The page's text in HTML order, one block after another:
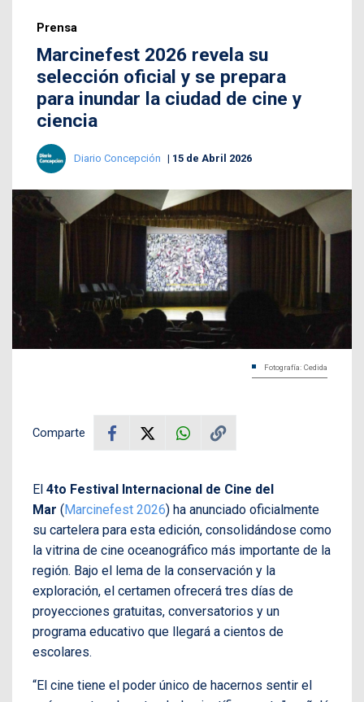
Prensa
Marcinefest 2026 revela su
selección oficial y se prepara
para inundar la ciudad de cine y
ciencia
Diario Concepción 15 de Abril 2026
Fotografía: Cedida
Comparte
El 4to Festival Internacional de Cine del
Mar ( Marcinefest 2026) ha anunciado oficialmente
su cartelera para esta edición, consolidándose como
la vitrina de cine oceanográfico más importante de la
región. Bajo el lema de la conservación y la
exploración, el certamen ofrecerá tres días de
proyecciones gratuitas, conversatorios y un
programa educativo que llegará a cientos de
escolares.
“El cine tiene el poder único de hacernos sentir el